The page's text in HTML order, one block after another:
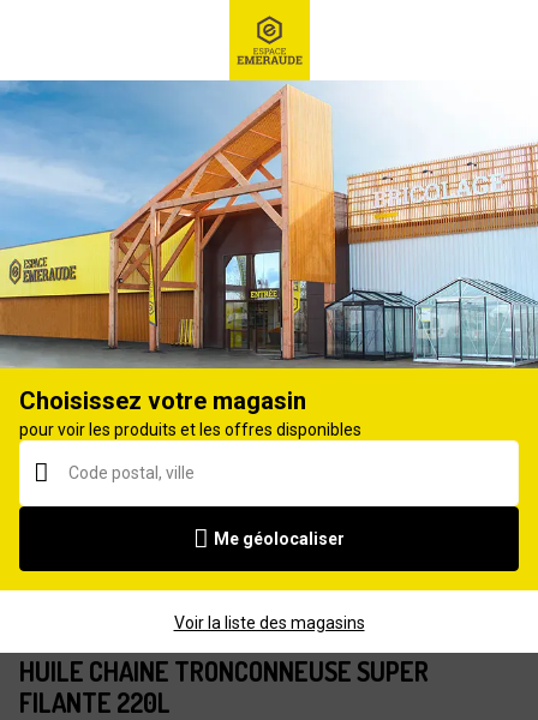
Ex : Robot tondeuse, ...
Huile de chaîne
HUILE CHAINE TRONCONNEUSE SUPER
FILANTE 220L
Choisissez votre magasin
pour voir les produits et les offres disponibles
Me géolocaliser
Voir la liste des magasins